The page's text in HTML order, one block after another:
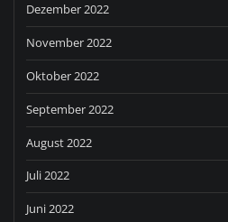
Dezember 2022
November 2022
Oktober 2022
September 2022
August 2022
Juli 2022
Juni 2022